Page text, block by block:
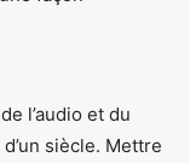
l’audio et du
siècle. Mettre